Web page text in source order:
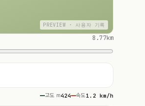
PREVIEW · 사용자 기록
8.77km
고도 m424 속도 1.2 km/h